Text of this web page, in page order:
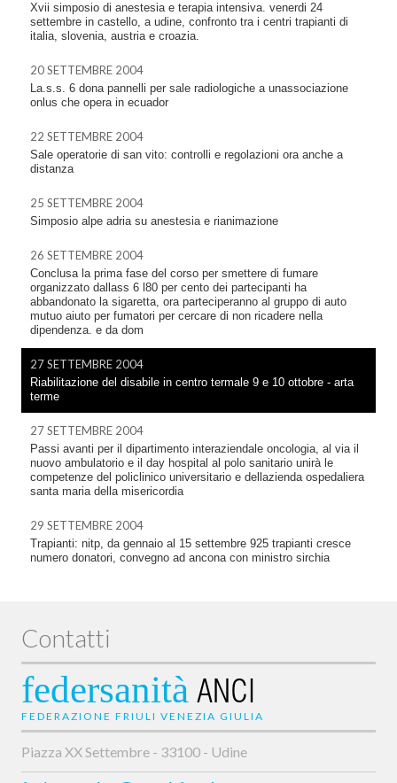
Xvii simposio di anestesia e terapia intensiva. venerdi 24
settembre in castello, a udine, confronto tra i centri trapianti di
italia, slovenia, austria e croazia.
20 SETTEMBRE 2004
La.s.s. 6 dona pannelli per sale radiologiche a unassociazione
onlus che opera in ecuador
22 SETTEMBRE 2004
Sale operatorie di san vito: controlli e regolazioni ora anche a
distanza
25 SETTEMBRE 2004
Simposio alpe adria su anestesia e rianimazione
26 SETTEMBRE 2004
Conclusa la prima fase del corso per smettere di fumare
organizzato dallass 6 l80 per cento dei partecipanti ha
abbandonato la sigaretta, ora parteciperanno al gruppo di auto
mutuo aiuto per fumatori per cercare di non ricadere nella
dipendenza. e da dom
27 SETTEMBRE 2004
Riabilitazione del disabile in centro termale 9 e 10 ottobre - arta
terme
27 SETTEMBRE 2004
Passi avanti per il dipartimento interaziendale oncologia, al via il
nuovo ambulatorio e il day hospital al polo sanitario unirà le
competenze del policlinico universitario e dellazienda ospedaliera
santa maria della misericordia
29 SETTEMBRE 2004
Trapianti: nitp, da gennaio al 15 settembre 925 trapianti cresce
numero donatori, convegno ad ancona con ministro sirchia
Contatti
federsanità ANCI
FEDERAZIONE FRIULI VENEZIA GIULIA
Piazza XX Settembre - 33100 - Udine